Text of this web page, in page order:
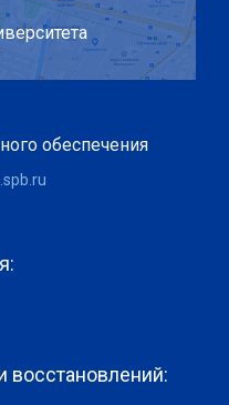
обеспечения
восстановлений: